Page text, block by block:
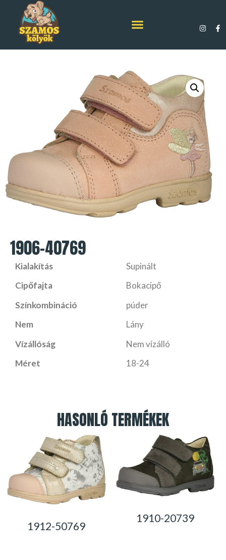
1906-40769
Kialakítás
Supinált
Cipőfajta
Bokacipő
Színkombináció
púder
Nem
Lány
Vízállóság
Nem vízálló
Méret
18-24
HASONLÓ TERMÉKEK
1912-50769
1910-20739